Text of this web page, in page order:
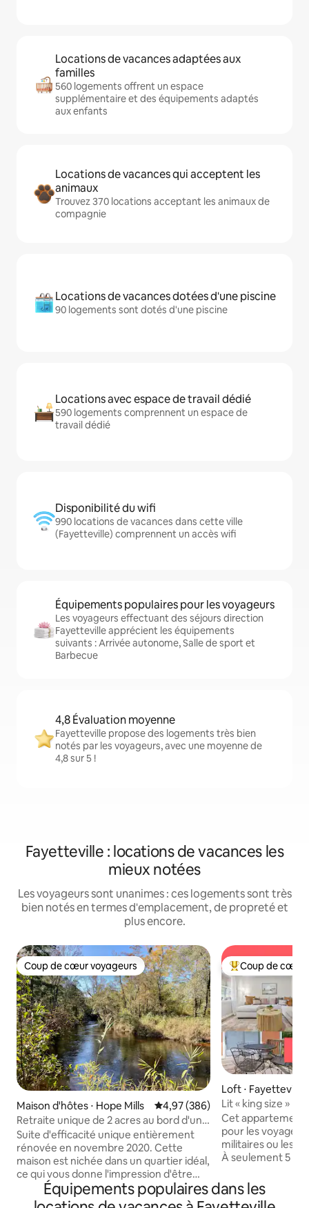
Locations de vacances adaptées aux
familles
560 logements offrent un espace
supplémentaire et des équipements adaptés
aux enfants
Locations de vacances qui acceptent les
animaux
Trouvez 370 locations acceptant les animaux de
compagnie
Locations de vacances dotées d'une piscine
90 logements sont dotés d'une piscine
Locations avec espace de travail dédié
590 logements comprennent un espace de
travail dédié
Disponibilité du wifi
990 locations de vacances dans cette ville
(Fayetteville) comprennent un accès wifi
Équipements populaires pour les voyageurs
Les voyageurs effectuant des séjours direction
Fayetteville apprécient les équipements
suivants : Arrivée autonome, Salle de sport et
Barbecue
4,8 Évaluation moyenne
Fayetteville propose des logements très bien
notés par les voyageurs, avec une moyenne de
4,8 sur 5 !
Fayetteville : locations de vacances les
mieux notées
Les voyageurs sont unanimes : ces logements sont très
bien notés en termes d'emplacement, de propreté et
plus encore.
Coup de cœur voyageurs
Coup de cœur voyageurs
Maison d'hôtes ⋅ Hope Mills Évaluation moyenne sur la
4,97 (386)
Retraite unique de 2 acres au bord d'un
ruisseau à Hope Mills, Caroline du Nord
Suite d'efficacité unique entièrement
rénovée en novembre 2020. Cette
maison est nichée dans un quartier idéal,
ce qui vous donne l'impression d'être
dans les bois dans une retraite privée au
bord d'un ruisseau. Vous avez 2 acres de
Coups de cœur
Coup de cœur
Loft ⋅ Fayetteville
Lit « king size » •
Fort Bragg et de
Cet appartement
pour les voyages
militaires ou les
À seulement 5
centre-ville de
soyez ici pour
Équipements populaires dans les